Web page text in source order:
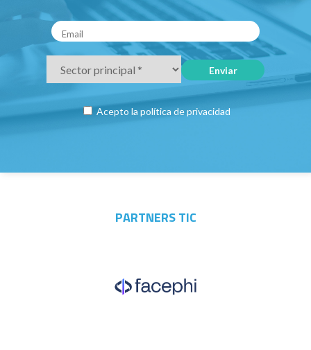
Acepto la política de privacidad
PARTNERS TIC